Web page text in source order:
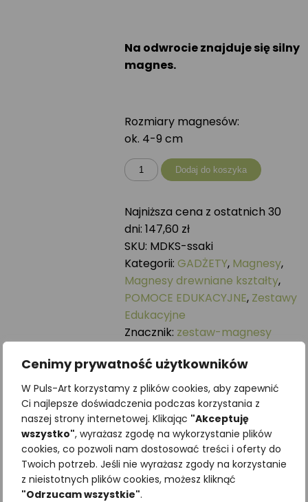
Cenimy prywatność użytkowników
W Puls-Art korzystamy z plików cookies, aby zapewnić
Ci najlepsze doświadczenia podczas korzystania z
naszej strony internetowej. Klikając "Akceptuję
wszystko", wyrażasz zgodę na wykorzystanie plików
cookies, co pozwoli nam dostosować treści i oferty do
Twoich potrzeb. Jeśli nie wyrażasz zgody na korzystanie
z nieistotnych plików cookies, możesz kliknąć
"Odrzucam wszystkie".
Na odwrocie znajduje się silny
magnes.
Rozmiary magnesów:
ok. 4-9 cm
ilość
Zestaw
SSAKI
LEŚNE
15szt.
Dodaj do koszyka
Najniższa cena z ostatnich 30
dni:147,60 zł
SKU: MDKS-ssaki
Kategorii:GADŻETY, Magnesy,
Magnesy drewniane kształty,
POMOCE EDUKACYJNE, Zestawy
Edukacyjne
Znacznik: zestaw-magnesy
Może spodoba się również…
Magnes